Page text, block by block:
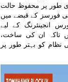
طور پر محفوظ حالت
فورسز کے قبضے میں
انجینئرنگ کے لیے
تاکہ ان کی ساخت،
نظام کو بہتر طور پر